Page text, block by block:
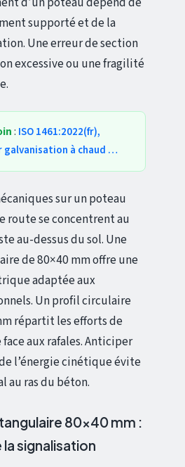
supporté et de la
Une erreur de section
excessive ou une fragilité
: ISO 1461:2022(fr),
galvanisation à chaud …
sur un poteau
route se concentrent au
au-dessus du sol. Une
de 80×40 mm offre une
adaptée aux
Un profil circulaire
répartit les efforts de
aux rafales. Anticiper
l’énergie cinétique évite
au ras du béton.
80×40 mm :
signalisation